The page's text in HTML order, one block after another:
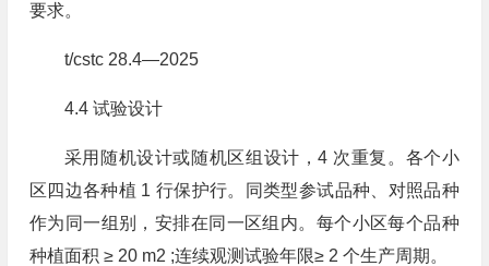
要求。
t/cstc 28.4—2025
4.4 试验设计
采用随机设计或随机区组设计，4 次重复。各个小
区四边各种植 1 行保护行。同类型参试品种、对照品种
作为同一组别，安排在同一区组内。每个小区每个品种
种植面积 ≥ 20 m2 ;连续观测试验年限≥ 2 个生产周期。